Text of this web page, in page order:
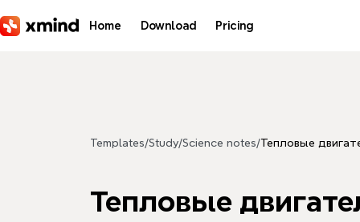
Home Download Pricing
Templates/Study/Science notes/Тепловые
Тепловые